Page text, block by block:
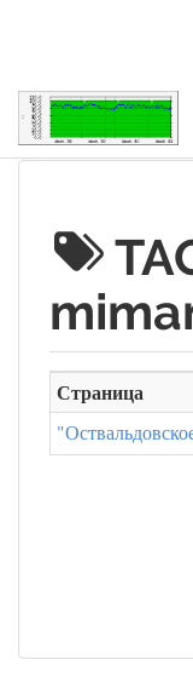
Вы посетили
Страница